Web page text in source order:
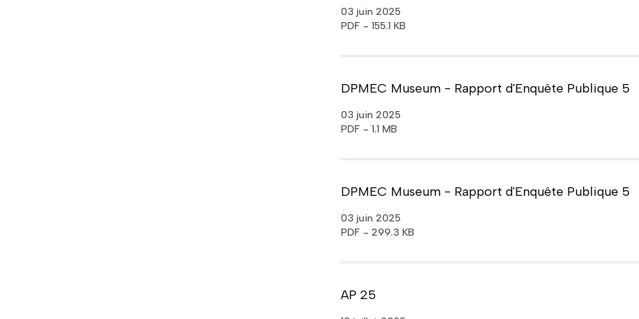
03 juin 2025
PDF - 155.1 KB
DPMEC Museum - Rapport d'Enquête Publique 5
03 juin 2025
PDF - 1.1 MB
DPMEC Museum - Rapport d'Enquête Publique 5
03 juin 2025
PDF - 299.3 KB
AP 25